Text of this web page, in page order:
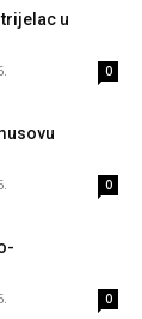
u
0
0
0